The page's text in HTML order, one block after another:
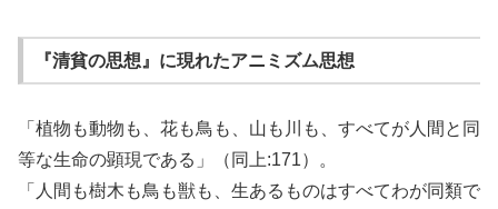
『清貧の思想』に現れたアニミズム思想
「植物も動物も、花も鳥も、山も川も、すべてが人間と同
等な生命の顕現である」（同上:171）。
「人間も樹木も鳥も獣も、生あるものはすべてわが同類で